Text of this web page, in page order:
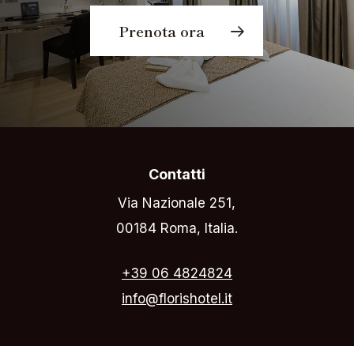
Prenota ora
Contatti
Via Nazionale 251,
00184 Roma, Italia.
+39 06 4824824
info@florishotel.it